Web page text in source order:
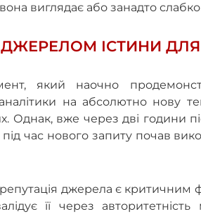
виглядає або занадто
ІСТИНИ
який наочно
на абсолютно нову
вже через дві години
час нового запиту почав
джерела є критичним
її через